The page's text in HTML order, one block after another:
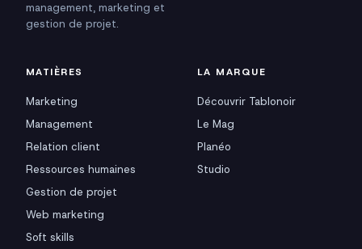
management, marketing et
gestion de projet.
MATIÈRES
Marketing
Management
Relation client
Ressources humaines
Gestion de projet
Web marketing
Soft skills
LA MARQUE
Découvrir Tablonoir
Le Mag
Planéo
Studio